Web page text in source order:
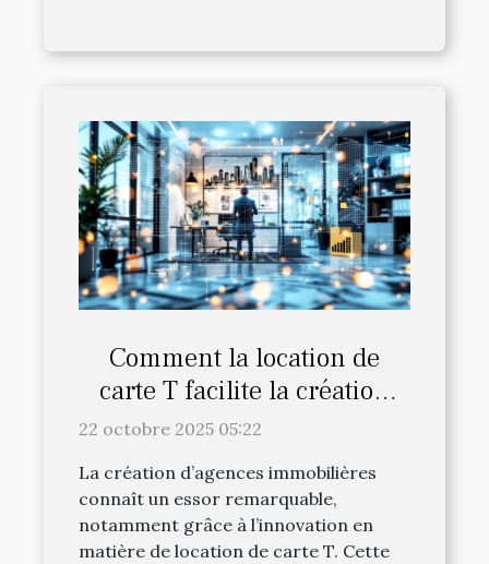
Comment la location de
carte T facilite la création
d'agences immobilières ?
22 octobre 2025 05:22
La création d’agences immobilières
connaît un essor remarquable,
notamment grâce à l’innovation en
matière de location de carte T. Cette